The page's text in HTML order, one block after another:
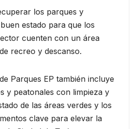
los parques y
estado para que los
cuenten con un área
recreo y descanso.
Parques EP también incluye
y peatonales con limpieza y
de las áreas verdes y los
clave para elevar la